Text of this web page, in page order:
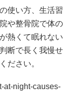
使い方、生活習
や整骨院で体の
熱くて眠れない
断で長く我慢せ
ださい。
at-night-causes-